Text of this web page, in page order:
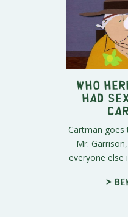
Who
Had
Cartman
Mr.
everyone else
>